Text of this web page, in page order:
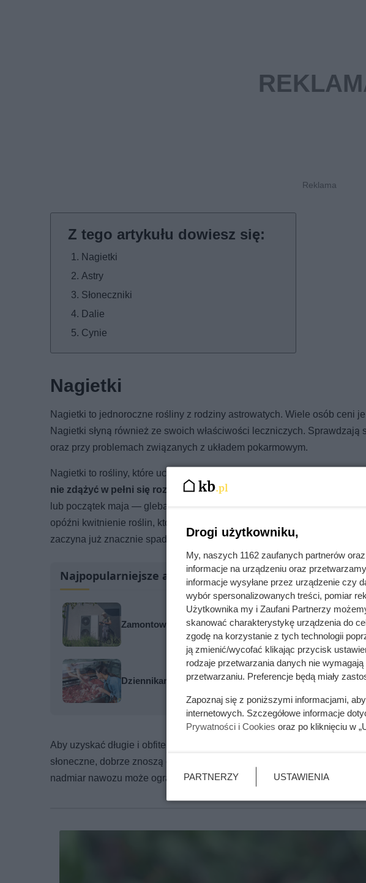
Nagietki
Astry
Słoneczniki
Dalie
Cynie
Nagietki
Nagietki to jednoroczne rośliny z rodziny astrowatych. Wiele osób ceni
Nagietki słyną również ze swoich właściwości leczniczych. Sprawdzają
oraz przy problemach związanych z układem pokarmowym.
Nagietki to rośliny, które uchodzą za łatwe w uprawie, ale istotny jest
nie zdążyć w pełni się rozwinąć przed końcem sezonu wegetacyjnego
lub początek maja — gleba staje się wtedy wystarczająco ciepła, a dni
opóźni kwitnienie roślin, które zaczyna się w lipcu i trwa do września.
zaczyna już znacznie spadać.
Najpopularniejsze artykuły
Zamontowali pompę bez audytu. Pierwsze rachunki
Dziennikarze ujawnili pochodzenie mięsa z Dino. Klienci
Aby uzyskać długie i obfite kwitnienie nagietków, należy wysiać je
słoneczne, dobrze znoszą okresowe przesuszenie i nie potrzebują
nadmiar nawozu może ograniczyć kwitnienie.
Drogi użytkowniku,
My, naszych 1162 zaufanych partnerów
informacje na urządzeniu oraz
informacje wysyłane przez urządzenie czy
wybór spersonalizowanych treści, pomiar
Użytkownika my i Zaufani Partnerzy
skanować charakterystykę urządzenia do
zgodę na korzystanie z tych technologii
ją zmienić/wycofać klikając przycisk
rodzaje przetwarzania danych nie
przetwarzaniu. Preferencje będą miały
Zapoznaj się z poniższymi informacjami,
internetowych. Szczegółowe informacje
Prywatności i Cookies oraz po kliknięciu w
PARTNERZY USTAWIENIA